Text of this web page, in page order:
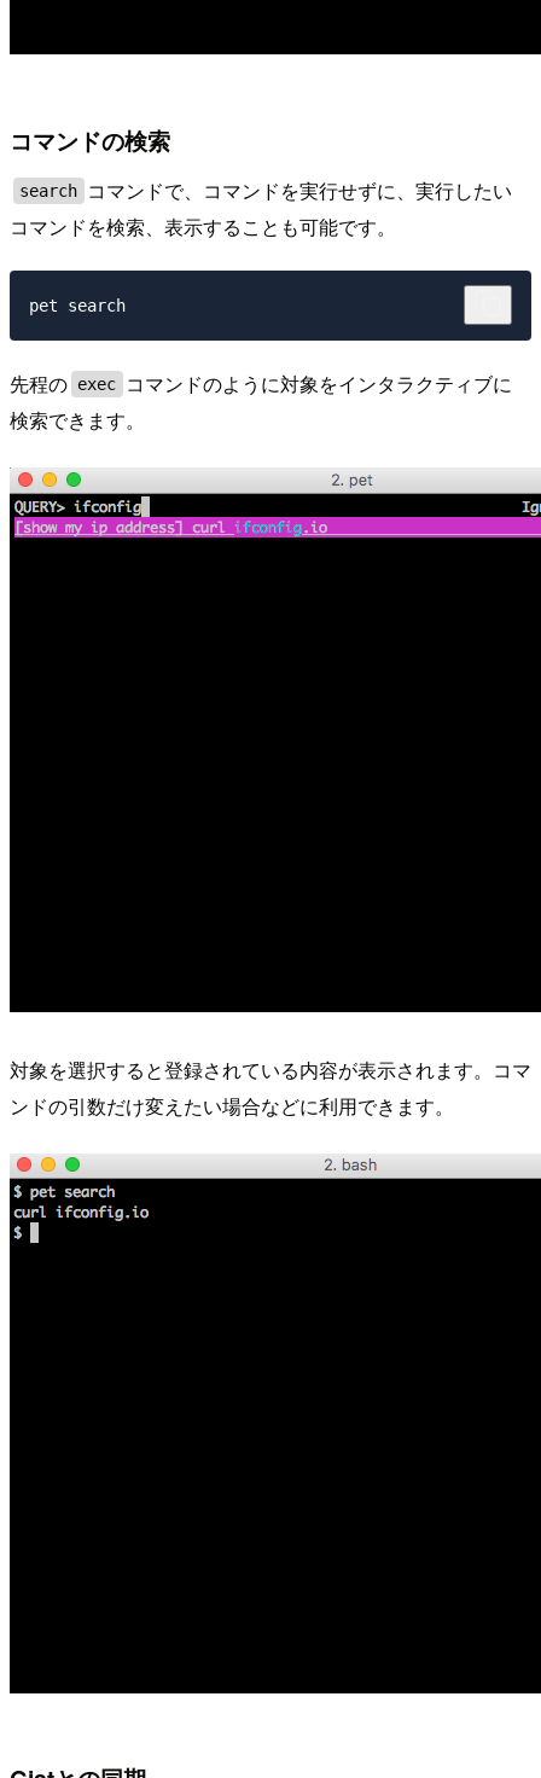
コマンドの検索
search
コマンドで、コマンドを実行せずに、実行したい
コマンドを検索、表示することも可能です。
先程の exec
コマンドのように対象をインタラクティブに
検索できます。
対象を選択すると登録されている内容が表示されます。コマ
ンドの引数だけ変えたい場合などに利用できます。